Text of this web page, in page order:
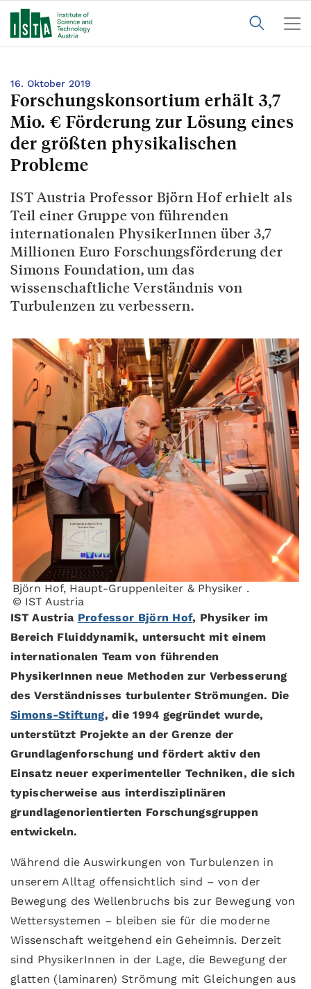
16. Oktober 2019
Forschungskonsortium erhält 3,7
Mio. € Förderung zur Lösung eines
der größten physikalischen
Probleme
IST Austria Professor Björn Hof erhielt als
Teil einer Gruppe von führenden
internationalen PhysikerInnen über 3,7
Millionen Euro Forschungsförderung der
Simons Foundation, um das
wissenschaftliche Verständnis von
Turbulenzen zu verbessern.
Björn Hof, Haupt-Gruppenleiter & Physiker .
© IST Austria
IST Austria Professor Björn Hof, Physiker im
Bereich Fluiddynamik, untersucht mit einem
internationalen Team von führenden
PhysikerInnen neue Methoden zur Verbesserung
des Verständnisses turbulenter Strömungen. Die
Simons-Stiftung, die 1994 gegründet wurde,
unterstützt Projekte an der Grenze der
Grundlagenforschung und fördert aktiv den
Einsatz neuer experimenteller Techniken, die sich
typischerweise aus interdisziplinären
grundlagenorientierten Forschungsgruppen
entwickeln.
Während die Auswirkungen von Turbulenzen in
unserem Alltag offensichtlich sind – von der
Bewegung des Wellenbruchs bis zur Bewegung von
Wettersystemen – bleiben sie für die moderne
Wissenschaft weitgehend ein Geheimnis. Derzeit
sind PhysikerInnen in der Lage, die Bewegung der
glatten (laminaren) Strömung mit Gleichungen aus